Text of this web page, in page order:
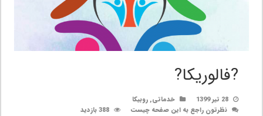
?فالوریکا?
28 تیر 1399 خدماتی,روبیکا
نظرتون راجع به این صفحه چیست
388 بازدید